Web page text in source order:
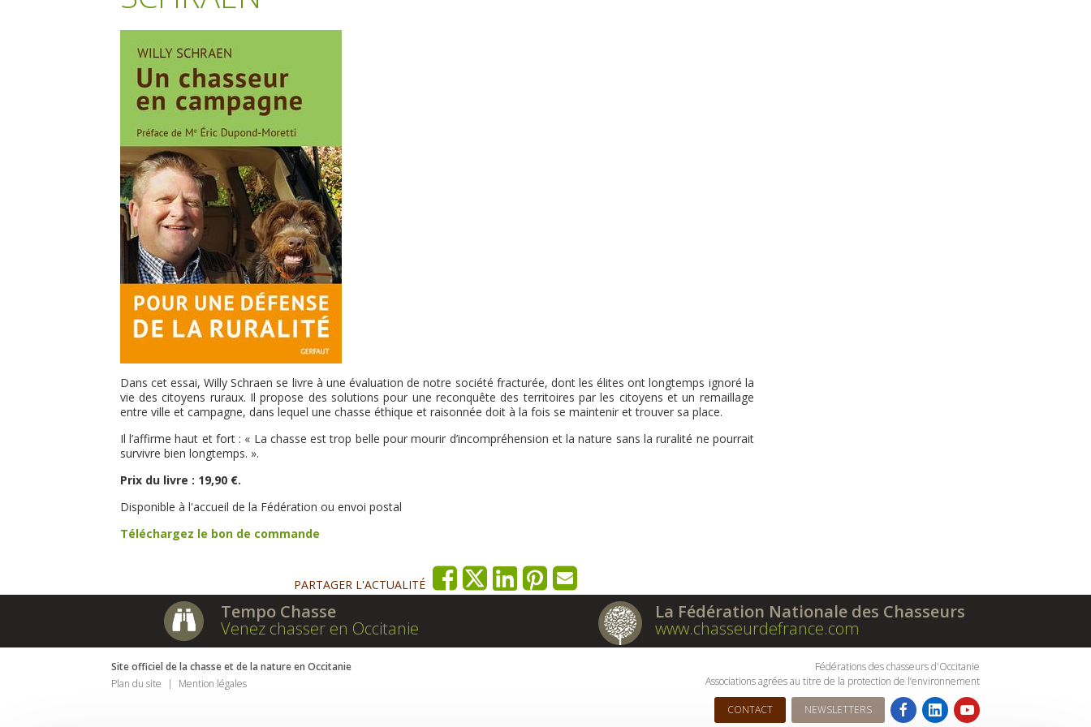
Dans cet essai, Willy Schraen se livre à une évaluation de notre société fracturée, dont les élites ont longtemps ignoré la
vie des citoyens ruraux. Il propose des solutions pour une reconquête des territoires par les citoyens et un remaillage
entre ville et campagne, dans lequel une chasse éthique et raisonnée doit à la fois se maintenir et trouver sa place.
Il l’affirme haut et fort : « La chasse est trop belle pour mourir d’incompréhension et la nature sans la ruralité ne pourrait
survivre bien longtemps. ».
Prix du livre : 19,90 €.
Disponible à l'accueil de la Fédération ou envoi postal
Téléchargez le bon de commande
PARTAGER L'ACTUALITÉ
Tempo Chasse
Venez chasser en Occitanie
La Fédération Nationale des Chasseurs
www.chasseurdefrance.com
Site officiel de la chasse et de la nature en Occitanie
Plan du site
Mention légales
Fédérations des chasseurs d'Occitanie
Associations agrées au titre de la protection de l’environnement
CONTACT NEWSLETTERS